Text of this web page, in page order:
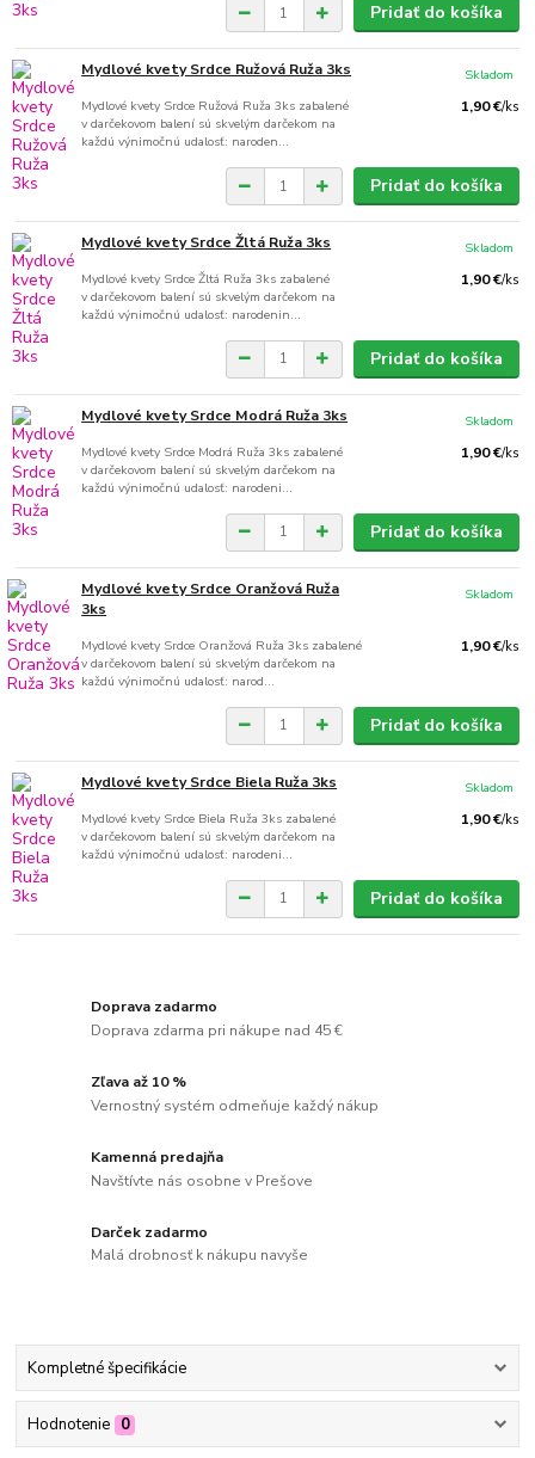
Pridať do košíka
Mydlové kvety Srdce Ružová Ruža 3ks
Mydlové kvety Srdce Ružová Ruža 3ks zabalené
v darčekovom balení sú skvelým darčekom na
každú výnimočnú udalosť: naroden...
1,90 €/ks
Skladom
Pridať do košíka
Mydlové kvety Srdce Žltá Ruža 3ks
Mydlové kvety Srdce Žltá Ruža 3ks zabalené
v darčekovom balení sú skvelým darčekom na
každú výnimočnú udalosť: narodenin...
1,90 €/ks
Skladom
Pridať do košíka
Mydlové kvety Srdce Modrá Ruža 3ks
Mydlové kvety Srdce Modrá Ruža 3ks zabalené
v darčekovom balení sú skvelým darčekom na
každú výnimočnú udalosť: narodeni...
1,90 €/ks
Skladom
Pridať do košíka
Mydlové kvety Srdce Oranžová Ruža
3ks
Mydlové kvety Srdce Oranžová Ruža 3ks zabalené
v darčekovom balení sú skvelým darčekom na
každú výnimočnú udalosť: narod...
1,90 €/ks
Skladom
Pridať do košíka
Mydlové kvety Srdce Biela Ruža 3ks
Mydlové kvety Srdce Biela Ruža 3ks zabalené
v darčekovom balení sú skvelým darčekom na
každú výnimočnú udalosť: narodeni...
1,90 €/ks
Skladom
Pridať do košíka
Doprava zadarmo
Doprava zdarma pri nákupe nad 45 €
Zľava až 10 %
Vernostný systém odmeňuje každý nákup
Kamenná predajňa
Navštívte nás osobne v Prešove
Darček zadarmo
Malá drobnosť k nákupu navyše
Kompletné špecifikácie
Hodnotenie 0